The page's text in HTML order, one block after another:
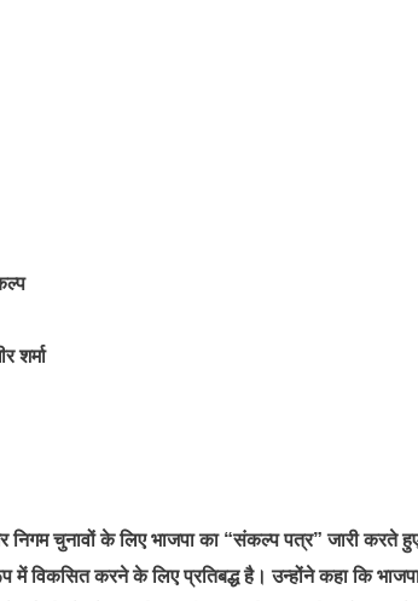
शर्मा
निगम चुनावों के लिए भाजपा का “संकल्प पत्र” जारी करते
करने के लिए प्रतिबद्ध है। उन्होंने कहा कि भाजपा